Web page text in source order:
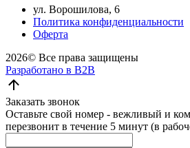
ул. Ворошилова, 6
Политика конфиденциальности
Оферта
2026© Все права защищены
Разработано в B2B
Заказать звонок
Оставьте свой номер - вежливый и
перезвонит в течение 5 минут (в